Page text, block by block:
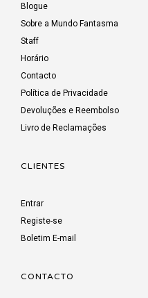
Blogue
Sobre a Mundo Fantasma
Staff
Horário
Contacto
Política de Privacidade
Devoluções e Reembolso
Livro de Reclamações
CLIENTES
Entrar
Registe-se
Boletim E-mail
CONTACTO